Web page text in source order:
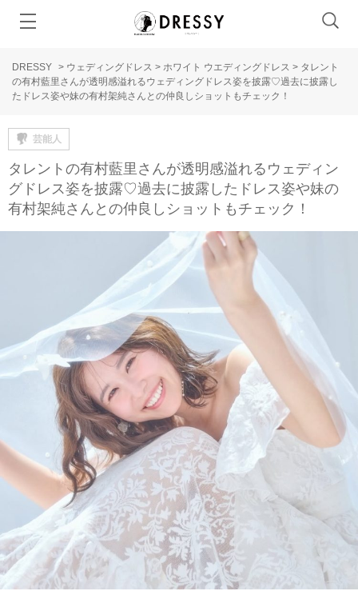
DRESSY > ウェディングドレス > ホワイト ウエディングドレス > タレント
の有村藍里さんが透明感溢れるウェディングドレス姿を披露♡過去に披露し
たドレス姿や妹の有村架純さんとの仲良しショットもチェック！
芸能人
タレントの有村藍里さんが透明感溢れるウェディン
グドレス姿を披露♡過去に披露したドレス姿や妹の
有村架純さんとの仲良しショットもチェック！